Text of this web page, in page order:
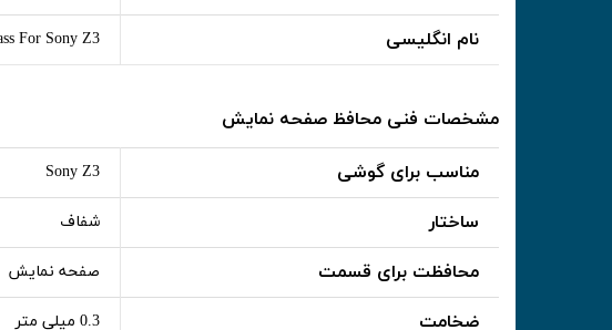
نام انگلیسی For Sony Z3
مشخصات فنی محافظ صفحه نمایش
مناسب برای گوشی Sony Z3
ساختار شفاف
محافظت برای قسمت صفحه نمایش
ضخامت 0.3 میلی متر